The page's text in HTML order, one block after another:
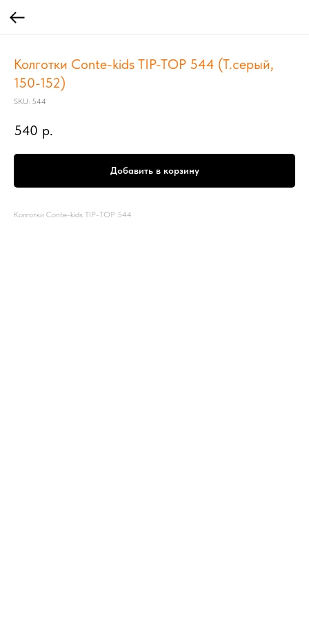
Колготки Conte-kids TIP-TOP 544 (Т.серый,
150-152)
SKU: 544
540 р.
Добавить в корзину
Колготки Conte-kids TIP-TOP 544